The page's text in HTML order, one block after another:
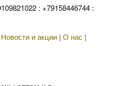
: +79158446744 :
Новости и акции | О нас |